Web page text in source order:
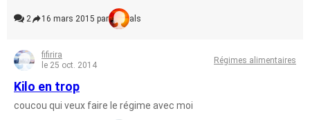
2 16 mars 2015 par als
fifirira
le 25 oct. 2014
Régimes alimentaires
Kilo en trop
coucou qui veux faire le régime avec moi